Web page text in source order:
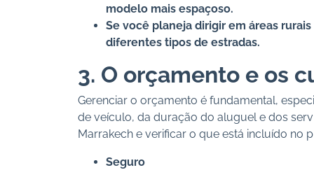
modelo mais espaçoso.
Se você planeja dirigir em áreas
diferentes tipos de estradas.
3. O orçamento e os
Gerenciar o orçamento é fundamental,
de veículo, da duração do aluguel e dos
Marrakech e verificar o que está incluído no
Seguro